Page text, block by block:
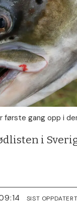
første gang opp i
i
SIST OPPDATERT